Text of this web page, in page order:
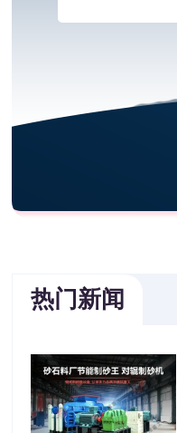
热门新闻